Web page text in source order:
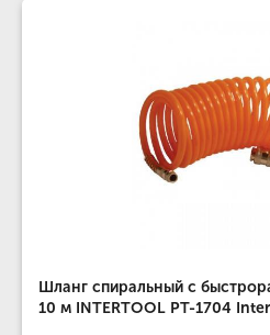
Шланг спиральный с
10 м INTERTOOL PT-1704